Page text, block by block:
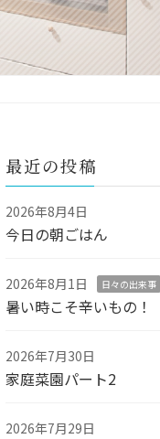
最近の投稿
2026年8月4日
今日の朝ごはん
2026年8月1日 日々の出来事
暑い時こそ辛いもの！
2026年7月30日
家庭菜園パート2
2026年7月29日